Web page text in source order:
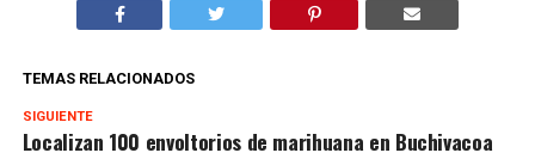
TEMAS RELACIONADOS
SIGUIENTE
Localizan 100 envoltorios de marihuana en Buchivacoa